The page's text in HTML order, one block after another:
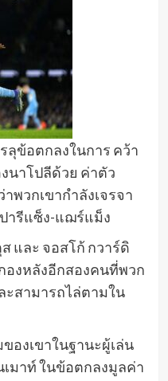
ข้อตกลงในการ คว้า
นาโปลีด้วย ค่าตัว
พวกเขากำลังเจรจา
ารีแซ็ง-แฌร์แม็ง
และ จอสโก้ กวาร์ดิ
องหลังอีกสองคนที่พวก
ะสามารถไล่ตามใน
องเขาในฐานะผู้เล่น
มาท์ ในข้อตกลงมูลค่า